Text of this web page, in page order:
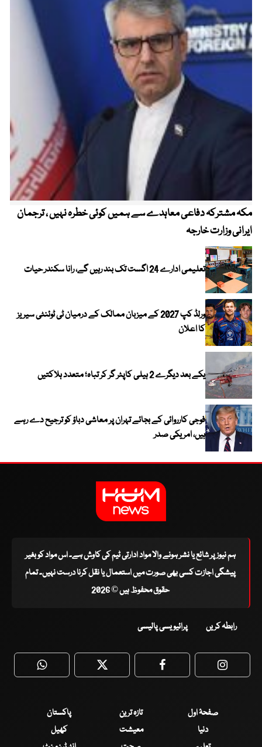
مکہ مشترکہ دفاعی معاہدے سے ہمیں کوئی خطرہ نہیں ، ترجمان
ایرانی وزارت خارجہ
تعلیمی ادارے 24 اگست تک بند رہیں گے، رانا سکندر حیات
ورلڈ کپ 2027 کے میزبان ممالک کے درمیان ٹی ٹوئنٹی سیریز
کا اعلان
یکے بعد دیگرے 2 ہیلی کاپٹر گر کر تباہ؛ متعدد ہلاکتیں
فوجی کارروائی کے بجائے تہران پر معاشی دباؤ کو ترجیح دے رہے
ہیں، امریکی صدر
ہم نیوز پر شائع یا نشر ہونے والا مواد ادارتی ٹیم کی کاوش ہے۔ اس مواد کو بغیر
پیشگی اجازت کسی بھی صورت میں استعمال یا نقل کرنا درست نہیں۔ تمام
حقوق محفوظ ہیں © 2026
رابطہ کریں پرائیویسی پالیسی
WhatsApp Twitter Facebook
صفحۂ اول تازہ ترین
پاکستان
دنیا
معیشت
کھیل